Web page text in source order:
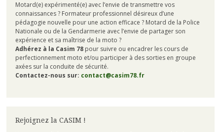
Motard(e) expérimenté(e) avec l’envie de transmettre vos
connaissances ? Formateur professionnel désireux d’une
pédagogie nouvelle pour une action efficace ? Motard de la Police
Nationale ou de la Gendarmerie avec l’envie de partager son
expérience et sa maîtrise de la moto ?
Adhérez à la Casim 78pour suivre ou encadrer les cours de
perfectionnement moto et/ou participer à des sorties en groupe
axées sur la conduite de sécurité.
Contactez-nous sur: contact@casim78.fr
Rejoignez la CASIM !